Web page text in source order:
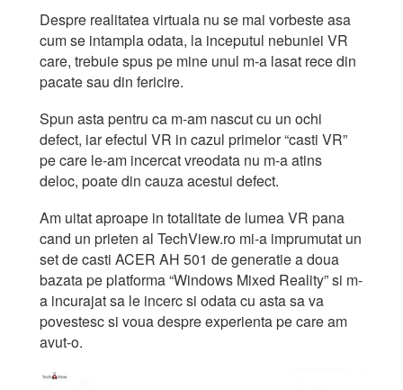
Despre realitatea virtuala nu se mai vorbeste asa
cum se intampla odata, la inceputul nebuniei VR
care, trebuie spus pe mine unul m-a lasat rece din
pacate sau din fericire.
Spun asta pentru ca m-am nascut cu un ochi
defect, iar efectul VR in cazul primelor “casti VR”
pe care le-am incercat vreodata nu m-a atins
deloc, poate din cauza acestui defect.
Am uitat aproape in totalitate de lumea VR pana
cand un prieten al TechView.ro mi-a imprumutat un
set de casti ACER AH 501 de generatie a doua
bazata pe platforma “Windows Mixed Reality” si m-
a incurajat sa le incerc si odata cu asta sa va
povestesc si voua despre experienta pe care am
avut-o.